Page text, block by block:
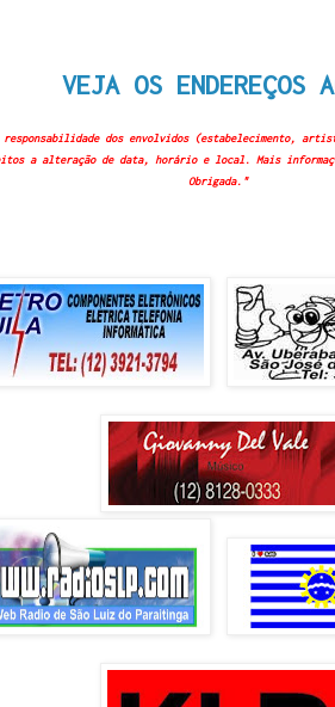
VEJA OS ENDEREÇOS
dos envolvidos (estabelecimento,
a alteração de data, horário e local. Mais
Obrigada."